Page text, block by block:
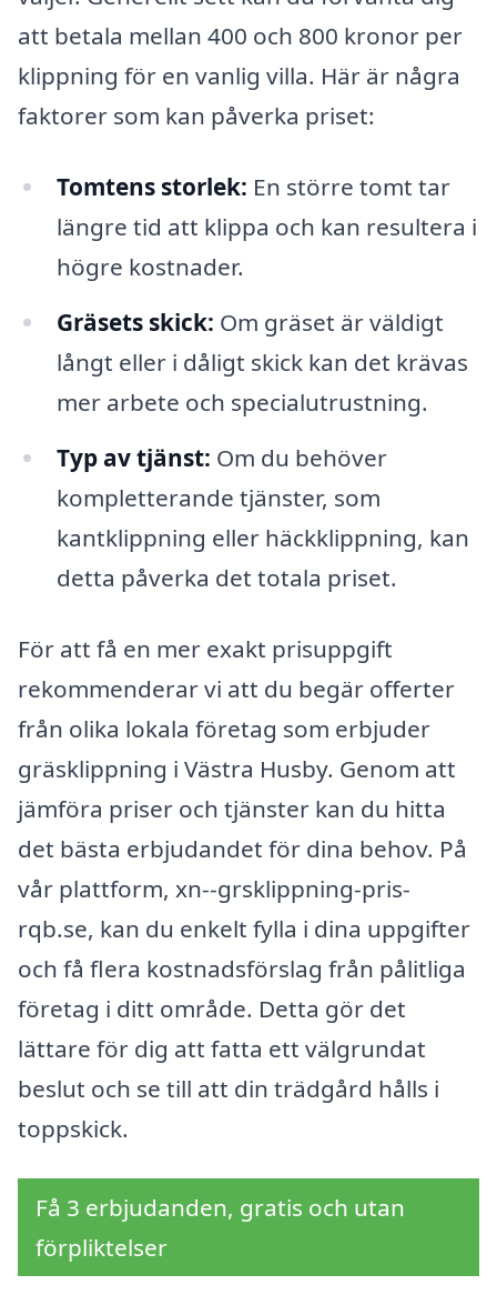
att betala mellan 400 och 800 kronor per
klippning för en vanlig villa. Här är några
faktorer som kan påverka priset:
Tomtens storlek: En större tomt tar
längre tid att klippa och kan resultera i
högre kostnader.
Gräsets skick: Om gräset är väldigt
långt eller i dåligt skick kan det krävas
mer arbete och specialutrustning.
Typ av tjänst: Om du behöver
kompletterande tjänster, som
kantklippning eller häckklippning, kan
detta påverka det totala priset.
För att få en mer exakt prisuppgift
rekommenderar vi att du begär offerter
från olika lokala företag som erbjuder
gräsklippning i Västra Husby. Genom att
jämföra priser och tjänster kan du hitta
det bästa erbjudandet för dina behov. På
vår plattform, xn--grsklippning-pris-
rqb.se, kan du enkelt fylla i dina uppgifter
och få flera kostnadsförslag från pålitliga
företag i ditt område. Detta gör det
lättare för dig att fatta ett välgrundat
beslut och se till att din trädgård hålls i
toppskick.
Få 3 erbjudanden, gratis och utan
förpliktelser